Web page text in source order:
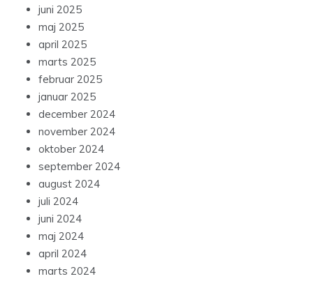
juni 2025
maj 2025
april 2025
marts 2025
februar 2025
januar 2025
december 2024
november 2024
oktober 2024
september 2024
august 2024
juli 2024
juni 2024
maj 2024
april 2024
marts 2024